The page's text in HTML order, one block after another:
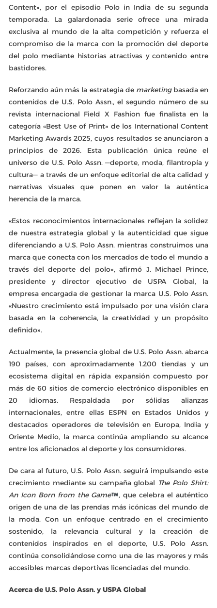
Content», por el episodio Polo in India de su segunda
temporada. La galardonada serie ofrece una mirada
exclusiva al mundo de la alta competición y refuerza el
compromiso de la marca con la promoción del deporte
del polo mediante historias atractivas y contenido entre
bastidores.
Reforzando aún más la estrategia de marketingbasada en
contenidos de U.S. Polo Assn., el segundo número de su
revista internacional Field X Fashion fue finalista en la
categoría «Best Use of Print» de los International Content
Marketing Awards 2025, cuyos resultados se anunciaron a
principios de 2026. Esta publicación única reúne el
universo de U.S. Polo Assn. —deporte, moda, filantropía y
cultura— a través de un enfoque editorial de alta calidad y
narrativas visuales que ponen en valor la auténtica
herencia de la marca.
«Estos reconocimientos internacionales reflejan la solidez
de nuestra estrategia global y la autenticidad que sigue
diferenciando a U.S. Polo Assn. mientras construimos una
marca que conecta con los mercados de todo el mundo a
través del deporte del polo», afirmó J. Michael Prince,
presidente y director ejecutivo de USPA Global, la
empresa encargada de gestionar la marca U.S. Polo Assn.
«Nuestro crecimiento está impulsado por una visión clara
basada en la coherencia, la creatividad y un propósito
definido».
Actualmente, la presencia global de U.S. Polo Assn. abarca
190 países, con aproximadamente 1.200 tiendas y un
ecosistema digital en rápida expansión compuesto por
más de 60 sitios de comercio electrónico disponibles en
20 idiomas. Respaldada por sólidas alianzas
internacionales, entre ellas ESPN en Estados Unidos y
destacados operadores de televisión en Europa, India y
Oriente Medio, la marca continúa ampliando su alcance
entre los aficionados al deporte y los consumidores.
De cara al futuro, U.S. Polo Assn. seguirá impulsando este
crecimiento mediante su campaña global The Polo Shirt:
An Icon Born from the Game
, que celebra el auténtico
origen de una de las prendas más icónicas del mundo de
la moda. Con un enfoque centrado en el crecimiento
sostenido, la relevancia cultural y la creación de
contenidos inspirados en el deporte, U.S. Polo Assn.
continúa consolidándose como una de las mayores y más
accesibles marcas deportivas licenciadas del mundo.
Acerca de U.S. Polo Assn. y USPA Global